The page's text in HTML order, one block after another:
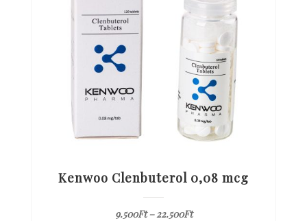
Kenwoo Clenbuterol 0,08 mcg
9.500Ft–22.500Ft